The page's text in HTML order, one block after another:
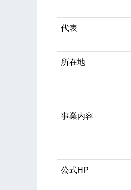
代表
所在地
事業内容
公式HP